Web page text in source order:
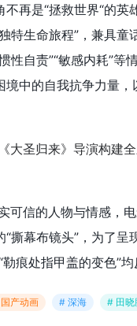
不再是“拯救世界“的
特生命旅程”，兼具
性自责”“敏感内耗”
境中的自我抗争力量
可信的人物与情感，
撕幕布镜头”，为了
痕处指甲盖的变色”
产动画 # 深海 # 田晓